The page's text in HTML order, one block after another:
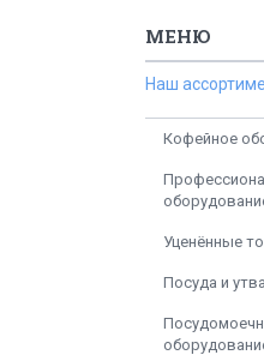
Наш
Кофейное
Уценённые
Посуда и